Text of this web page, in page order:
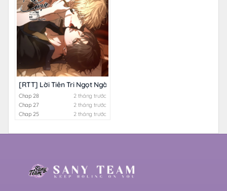
[RTT] Lời Tiên Tri Ngọt Ngào Trong Nét Mực
Chap 28
2 tháng trước
Chap 27
2 tháng trước
Chap 25
2 tháng trước